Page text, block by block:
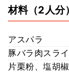
材料（2人分）
アスパラ
豚バラ肉スラ
片栗粉、塩胡椒